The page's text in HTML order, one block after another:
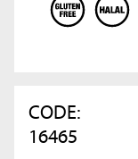
CODE:
16465